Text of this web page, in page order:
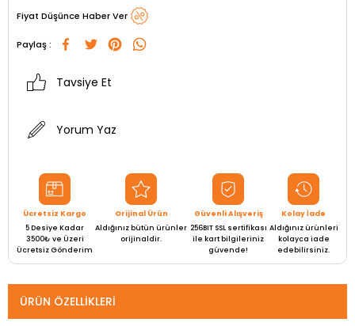
Fiyat Düşünce Haber Ver
Paylaş :
Tavsiye Et
Yorum Yaz
Ücretsiz Kargo
5 Desiye Kadar
3500₺ ve Üzeri
Ücretsiz Gönderim
Orijinal Ürün
Aldığınız bütün ürünler
orijinaldir.
Güvenli Alışveriş
256BIT SSL sertifikası
ile kart bilgileriniz
güvende!
Kolay İade
Aldığınız ürünleri
kolayca iade
edebilirsiniz.
ÜRÜN ÖZELLIKLERI